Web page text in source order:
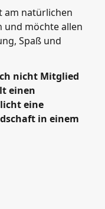
am natürlichen
und möchte allen
Spaß und
nicht Mitglied
einen
eine
in einem